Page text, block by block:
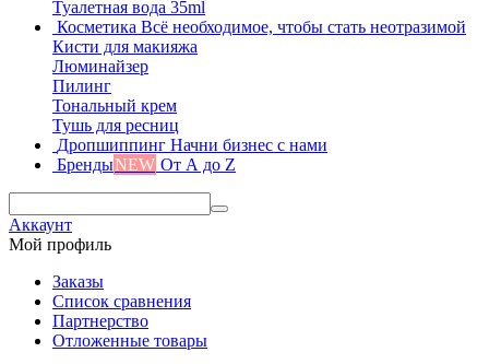
Туалетная вода 35ml
Косметика Всё необходимое, чтобы стать неотразимой
Кисти для макияжа
Люминайзер
Пилинг
Тональный крем
Тушь для ресниц
Дропшиппинг Начни бизнес с нами
БрендыNEW От А до Z
Аккаунт
Мой профиль
Заказы
Список сравнения
Партнерство
Отложенные товары